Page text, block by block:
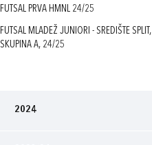
FUTSAL PRVA HMNL 24/25
FUTSAL MLADEŽ JUNIORI - SREDIŠTE SPLIT,
SKUPINA A, 24/25
2024